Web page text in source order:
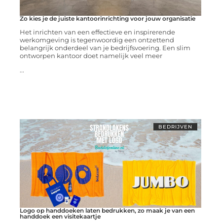
Zo kies je de juiste kantoorinrichting voor jouw organisatie
Het inrichten van een effectieve en inspirerende
werkomgeving is tegenwoordig een ontzettend
belangrijk onderdeel van je bedrijfsvoering. Een slim
ontworpen kantoor doet namelijk veel meer
...
BEDRIJVEN
Logo op handdoeken laten bedrukken, zo maak je van een
handdoek een visitekaartje